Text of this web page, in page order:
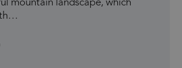
mountain landscape, which